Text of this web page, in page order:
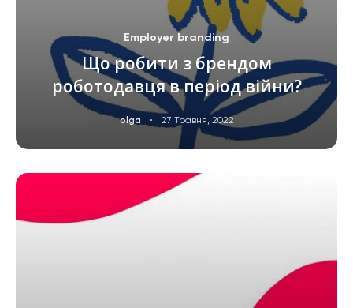
Employer branding
Що робити з брендом
роботодавця в період війни?
olga · 27 Травня, 2022